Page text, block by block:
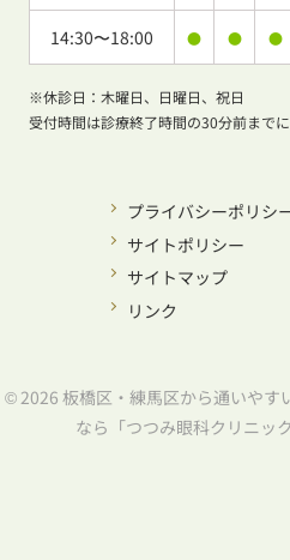
14:30〜18:00 ● ● ●
※休診日：木曜日、日曜日、祝日
受付時間は診療終了時間の30分前まで
プライバシーポリシ
サイトポリシー
サイトマップ
リンク
© 2026 板橋区・練馬区から通いやす
なら「つつみ眼科クリニッ